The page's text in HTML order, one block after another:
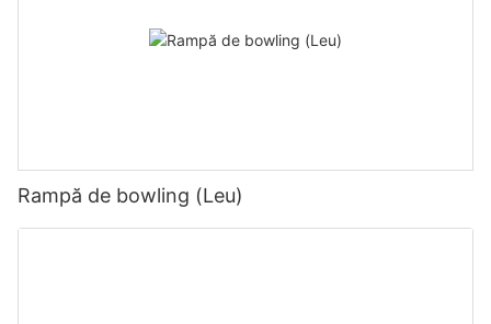
Rampă de bowling (Leu)